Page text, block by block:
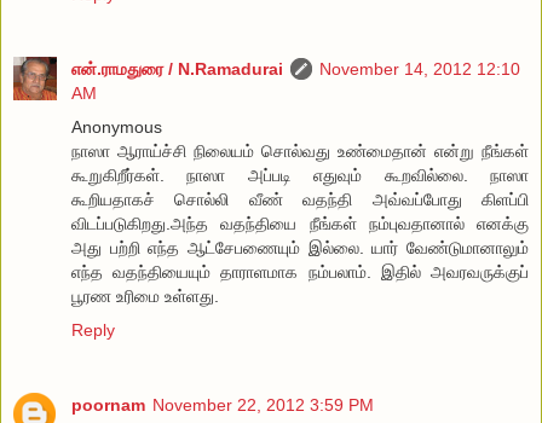
என்.ராமதுரை / N.Ramadurai
November 14, 2012 12:10
AM
Anonymous
நாஸா ஆராய்ச்சி நிலையம் சொல்வது உண்மைதான் என்று நீங்கள்
கூறுகிறீர்கள். நாஸா அப்படி எதுவும் கூறவில்லை. நாஸா
கூறியதாகச் சொல்லி வீண் வதந்தி அவ்வப்போது கிளப்பி
விடப்படுகிறது.அந்த வதந்தியை நீங்கள் நம்புவதானால் எனக்கு
அது பற்றி எந்த ஆட்சேபணையும் இல்லை. யார் வேண்டுமானாலும்
எந்த வதந்தியையும் தாராளமாக நம்பலாம். இதில் அவரவருக்குப்
பூரண உரிமை உள்ளது.
Reply
poornam November 22, 2012 3:59 PM